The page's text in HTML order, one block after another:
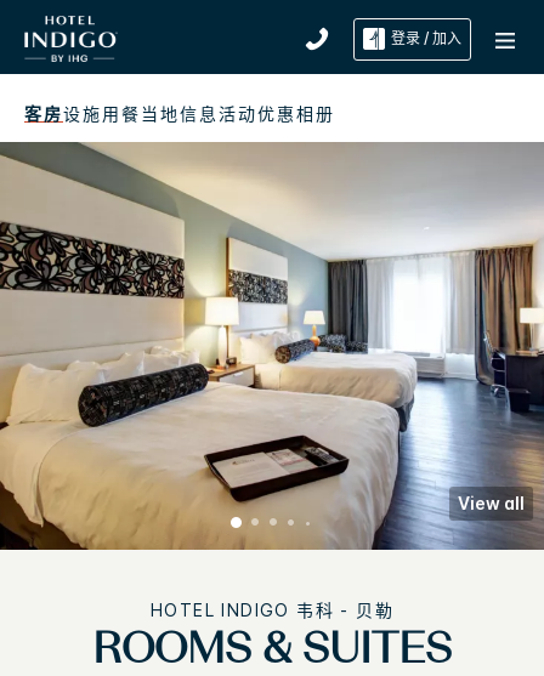
登录 / 加入
客房设施用餐当地信息活动优惠相册
View all
HOTEL INDIGO 韦科 - 贝勒
ROOMS & SUITES